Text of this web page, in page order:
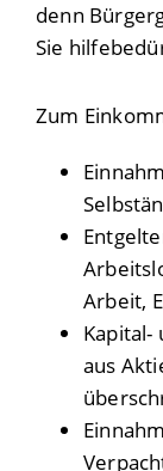
denn
Sie
Zum
Arbeit,
Kapital-
aus